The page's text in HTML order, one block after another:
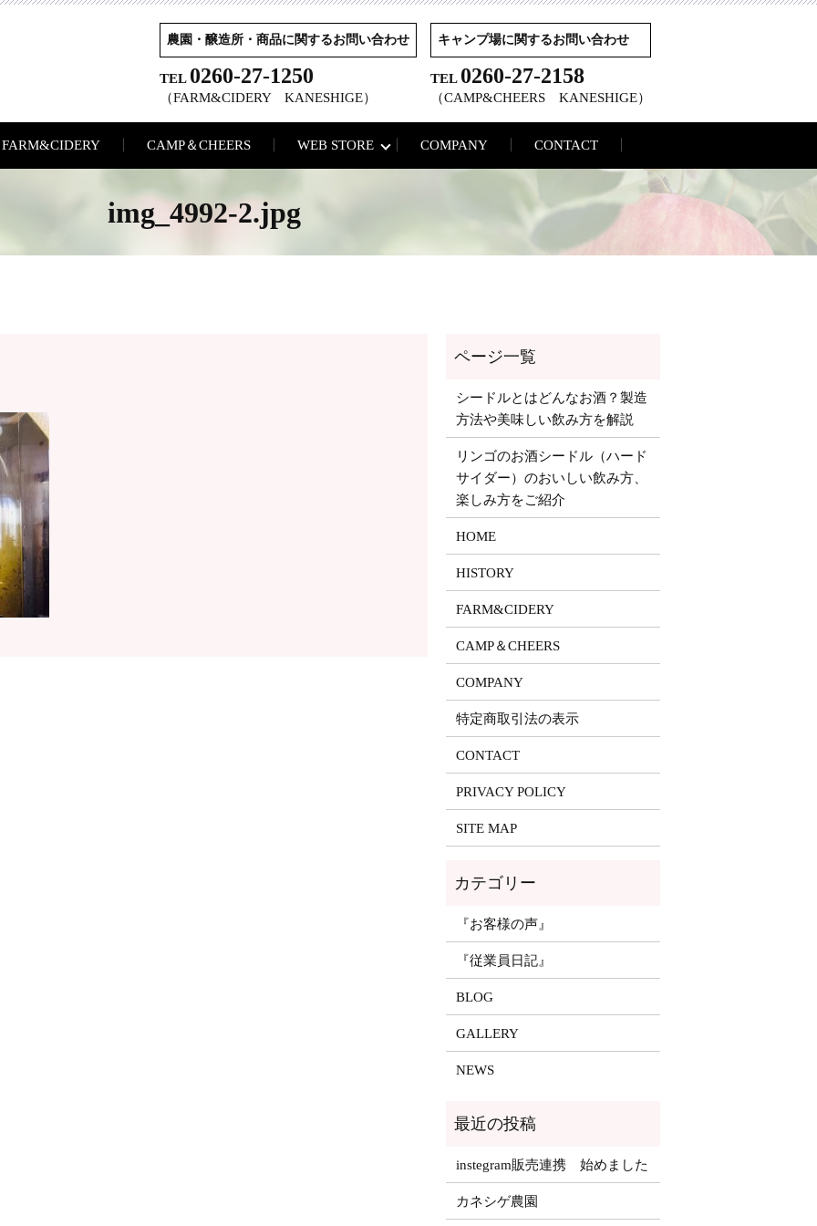
農園・醸造所・商品に関するお問い合わせ
TEL 0260-27-1250
（FARM&CIDERY KANESHIGE）
キャンプ場に関するお問い合わせ
TEL 0260-27-2158
（CAMP&CHEERS KANESHIGE）
FARM&CIDERY CAMP＆CHEERS WEB STORE COMPANY CONTACT
img_4992-2.jpg
シードルとはどんなお酒？製造
方法や美味しい飲み方を解説
リンゴのお酒シードル（ハード
サイダー）のおいしい飲み方、
楽しみ方をご紹介
HOME
HISTORY
FARM&CIDERY
CAMP＆CHEERS
COMPANY
特定商取引法の表示
CONTACT
PRIVACY POLICY
SITE MAP
『お客様の声』
『従業員日記』
BLOG
GALLERY
NEWS
instegram販売連携 始めました
カネシゲ農園